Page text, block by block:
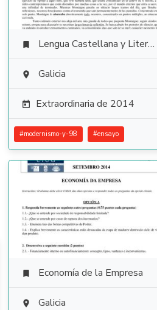
 Lengua Castellana y Literatura
 Galicia
 Extraordinaria de 2014
#modernismo-y-98 #ensayo
 Economía de la Empresa
 Galicia